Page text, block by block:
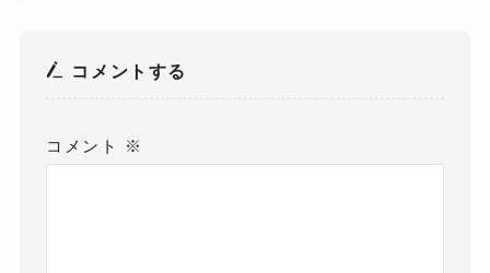
コメントする
コメント ※